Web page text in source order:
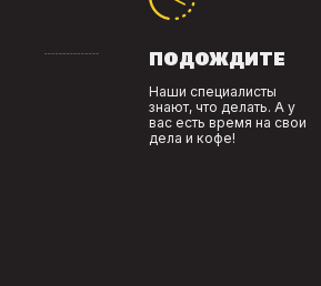
ПОДОЖДИТЕ
Наши специалисты
знают, что делать. А у
вас есть время на свои
дела и кофе!